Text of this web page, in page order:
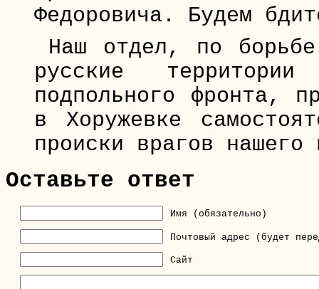
Федоровича. Будем
Наш отдел, по
русские территории
подпольного фронта,
в Хоружевке
происки врагов нашего
Оставьте ответ
Имя (обязательно)
Почтовый адрес (будет
Сайт